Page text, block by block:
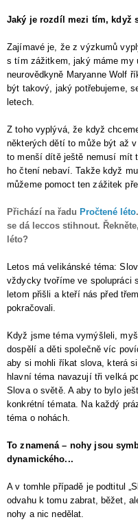
Jaký je rozdíl mezi tím, když
Zajímavé je, že z výzkumů
s tím zážitkem, jaký máme my
neurovědkyně Maryanne Wolf
být takový, jaký potřebujeme,
letech.
Z toho vyplývá, že když
některých dětí to může být až
to menší dítě ještě nemusí mít
ho čtení nebaví. Takže když
můžeme pomoct ten zážitek
Přichází na řadu Pročtené léto
se dá leccos stihnout.
léto?
Letos má velikánské téma:
vždycky tvoříme ve spolupráci
letom přišli a kteří nás před
pokračovali.
Když jsme téma vymýšleli,
dospělí a děti společně víc
aby si mohli říkat slova, která
hlavní téma navazují tři velká
Slova o světě. A aby to bylo
konkrétní témata. Na každý
téma o nohách.
To znamená – nohy jsou
dynamického...
A v tomhle případě je podtitul
odvahu k tomu zabrat, běžet,
nohy a nic nedělat.